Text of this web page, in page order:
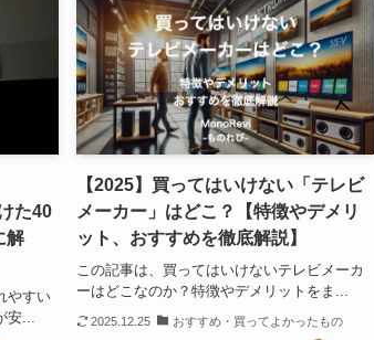
た40
解
やすい
...
【2025】買ってはいけない「テレビ
メーカー」はどこ？【特徴やデメリ
ット、おすすめを徹底解説】
この記事は、買ってはいけないテレビメーカ
ーはどこなのか？特徴やデメリットをま...
2025.12.25 おすすめ・買ってよかったもの